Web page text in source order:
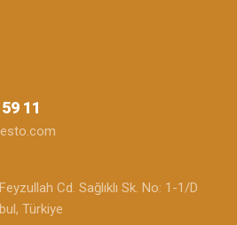
11
Cd. Sağlıklı Sk. No: 1-1/D
Türkiye